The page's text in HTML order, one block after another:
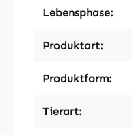
Lebensphase:
Produktart:
Produktform:
Tierart: